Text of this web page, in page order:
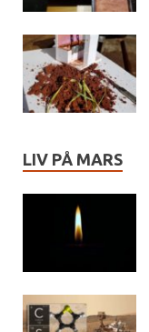
LIV PÅ MARS